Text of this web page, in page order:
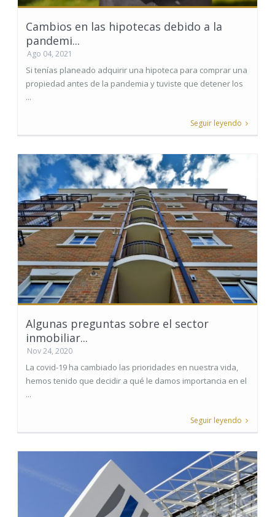
Cambios en las hipotecas debido a la
pandemi...
Ago 04, 2021
Si tenías planeado adquirir una hipoteca para comprar una
propiedad antes de la pandemia y tuviste que detener los
...
Seguir leyendo
Algunas preguntas sobre el sector
inmobiliar...
Nov 24, 2020
La covid-19 ha cambiado las prioridades en nuestra vida,
hemos tenido que decidir a qué le damos importancia en el
...
Seguir leyendo